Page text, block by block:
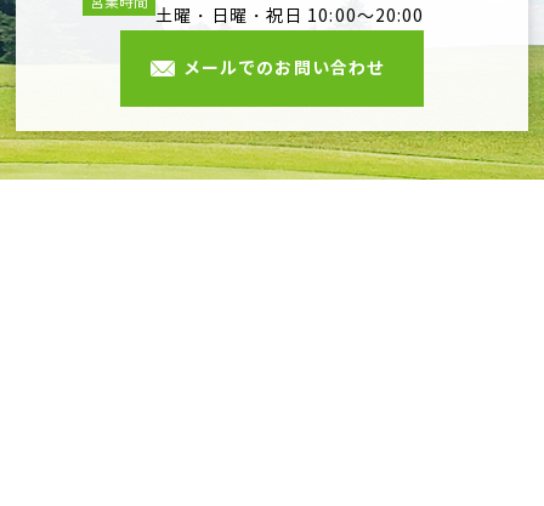
土曜・日曜・祝日 10:00～20:00
メールでのお問い合わせ